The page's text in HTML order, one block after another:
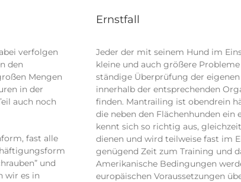
verfolgen
den
Mengen
in der
auch noch
fast alle
und
wir es in
Ernstfall
Jeder der mit seinem Hund im
kleine und auch größere
ständige Überprüfung der
innerhalb der entsprechenden
finden. Mantrailing ist obendrein
die neben den Flächenhunden
kennt sich so richtig aus,
dienen und wird teilweise fast im
genügend Zeit zum Training und
Amerikanische Bedingungen
europäischen Voraussetzungen